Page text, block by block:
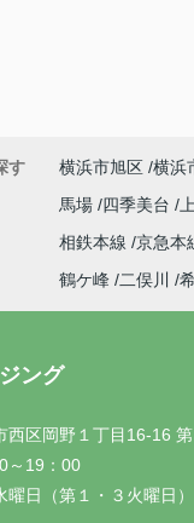
す 横浜市旭区 横浜
馬場 四季美台
相鉄本線 京急本
鶴ケ峰 二俣川
ング
西区岡野１丁目16-16
～19：00
曜日（第１・３火曜日）